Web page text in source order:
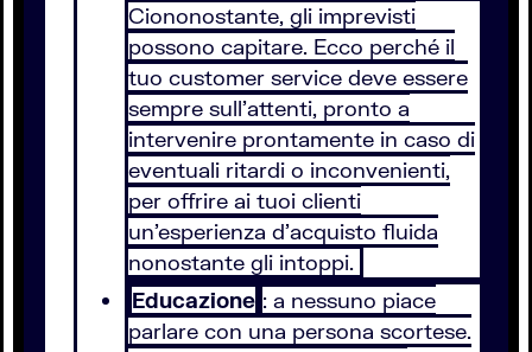
Ciononostante, gli imprevisti
possono capitare. Ecco perché il
tuo customer service deve essere
sempre sull’attenti, pronto a
intervenire prontamente in caso di
eventuali ritardi o inconvenienti,
per offrire ai tuoi clienti
un’esperienza d’acquisto fluida
nonostante gli intoppi.
Educazione : a nessuno piace
parlare con una persona scortese.